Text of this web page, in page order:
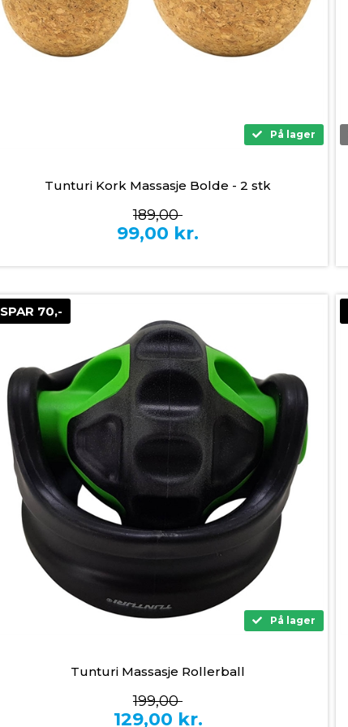
På lager
Tunturi Kork Massasje Bolde - 2 stk
189,00
99,00 kr.
SPAR 70,-
På lager
Tunturi Massasje Rollerball
199,00
129,00 kr.